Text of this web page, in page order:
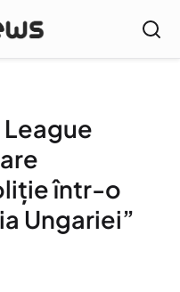
într-o
Ungariei”